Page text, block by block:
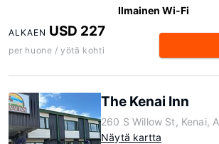
Ilmainen Wi-Fi
ALKAEN USD 227
per huone / yötä kohti
The Kenai Inn
260 S Willow St, Kenai,
Näytä kartta